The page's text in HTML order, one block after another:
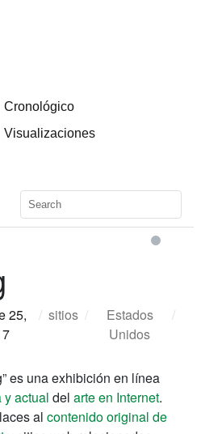
Cronológico
Visualizaciones
25,
/ sitios /
Estados
Unidos
/
es una exhibición en línea
y actual del arte en Internet.
al contenido original de